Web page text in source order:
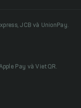
JCB và UnionPay.
Pay và VietQR.